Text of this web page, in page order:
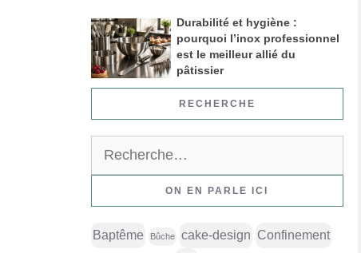
Durabilité et hygiène :
pourquoi l’inox professionnel
est le meilleur allié du
pâtissier
RECHERCHE
ON EN PARLE ICI
Baptême Bûche cake-design Confinement